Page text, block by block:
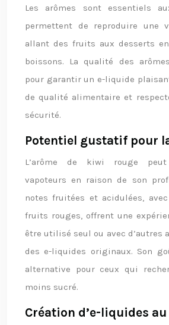
Les arômes sont essentiels
permettent de reproduire une
allant des fruits aux desserts
boissons. La qualité des
pour garantir un e-liquide
de qualité alimentaire et
sécurité.
Potentiel gustatif pour
L’arôme de kiwi rouge
vapoteurs en raison de son
notes fruitées et acidulées,
fruits rouges, offrent une
être utilisé seul ou avec d’autres
des e-liquides originaux. Son
alternative pour ceux qui
moins sucré.
Création d’e-liquides